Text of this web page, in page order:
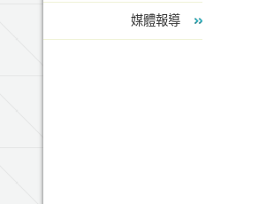
媒體報導